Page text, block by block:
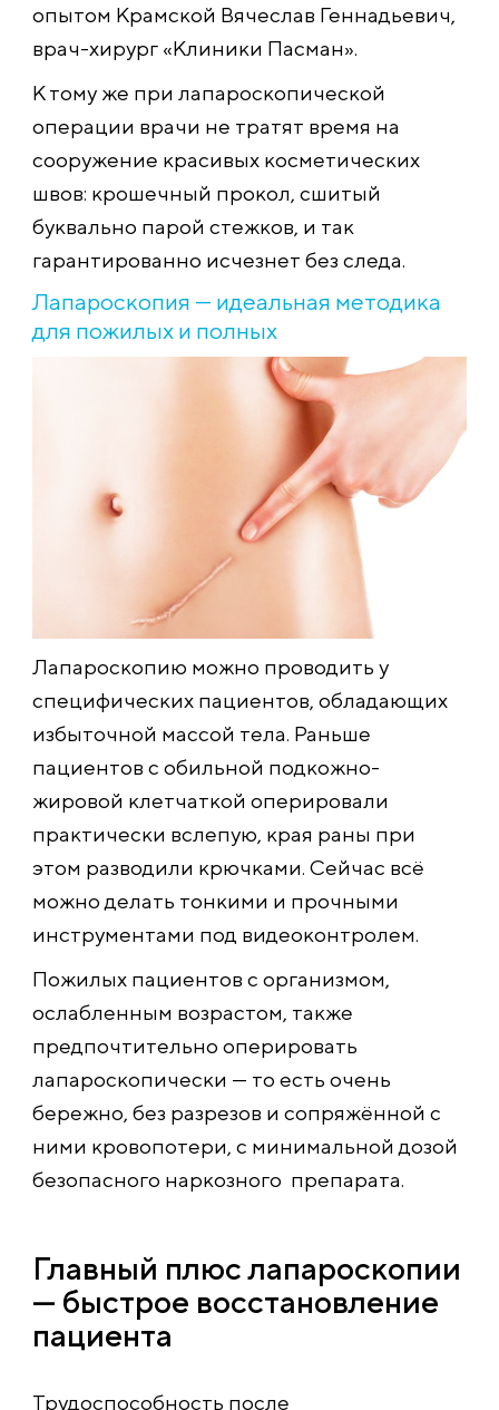
опытом Крамской Вячеслав Геннадьевич,
врач-хирург «Клиники Пасман».
К тому же при лапароскопической
операции врачи не тратят время на
сооружение красивых косметических
швов: крошечный прокол, сшитый
буквально парой стежков, и так
гарантированно исчезнет без следа.
Лапароскопия — идеальная методика
для пожилых и полных
Лапароскопию можно проводить у
специфических пациентов, обладающих
избыточной массой тела. Раньше
пациентов с обильной подкожно-
жировой клетчаткой оперировали
практически вслепую, края раны при
этом разводили крючками. Сейчас всё
можно делать тонкими и прочными
инструментами под видеоконтролем.
Пожилых пациентов с организмом,
ослабленным возрастом, также
предпочтительно оперировать
лапароскопически — то есть очень
бережно, без разрезов и сопряжённой с
ними кровопотери, с минимальной дозой
безопасного наркозного препарата.
Главный плюс лапароскопии
— быстрое восстановление
пациента
Трудоспособность после